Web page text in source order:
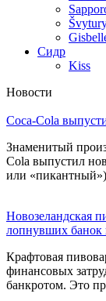
Сидр
Kiss
Новости
Coca-Cola
Знаменитый
Cola выпустил
или
Новозеландская
лопнувших банок
Крафтовая
финансовых
банкротом. Это